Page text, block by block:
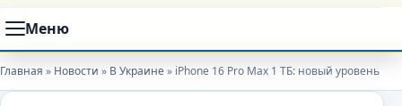
Меню
Главная » Новости » В Украине» iPhone 16 Pro Max 1 ТБ: новый уровень